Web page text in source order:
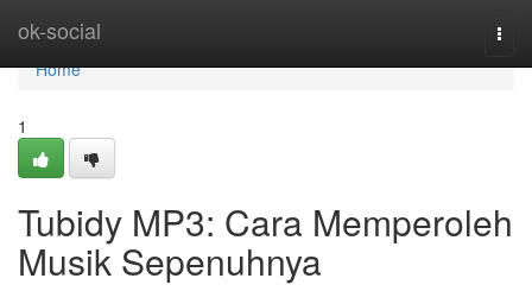
ok-social
Home
Home
1
Tubidy MP3: Cara Memperoleh
Musik Sepenuhnya